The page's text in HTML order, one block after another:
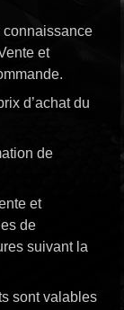
connaissance
et
d’achat du
de
et
de
suivant la
sont valables